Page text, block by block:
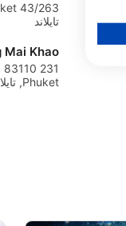
تايلاند
Mai Khao
83110
Phuket, تايلاند